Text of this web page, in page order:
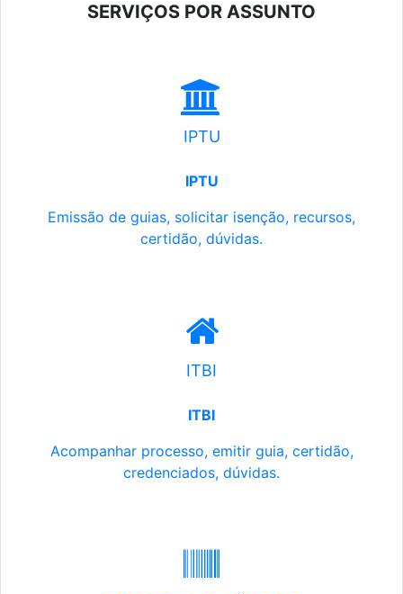
SERVIÇOS POR ASSUNTO
IPTU
IPTU
Emissão de guias, solicitar isenção, recursos,
certidão, dúvidas.
ITBI
ITBI
Acompanhar processo, emitir guia, certidão,
credenciados, dúvidas.